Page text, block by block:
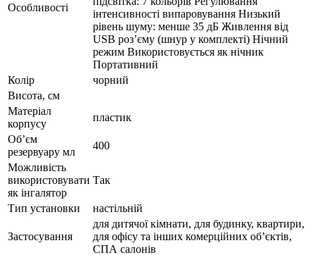
Особливості
інтенсивності випаровування Низький
рівень шуму: менше 35 дБ Живлення від
USB роз’єму (шнур у комплекті) Нічний
режим Використовується як нічник
Портативний
Колір
чорний
Висота, см
Матеріал
корпусу
пластик
Об’єм
резервуару мл
400
Можливість
використовувати
як інгалятор
Так
Тип установки настільній
Застосування
для дитячої кімнати, для будинку, квартири,
для офісу та інших комерційних об’єктів,
СПА салонів